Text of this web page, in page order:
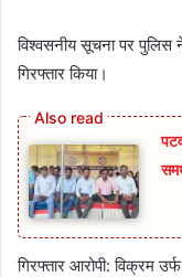
विश्वसनीय सूचना पर पुलिस
गिरफ्तार किया।
गिरफ्तार आरोपी: विक्रम